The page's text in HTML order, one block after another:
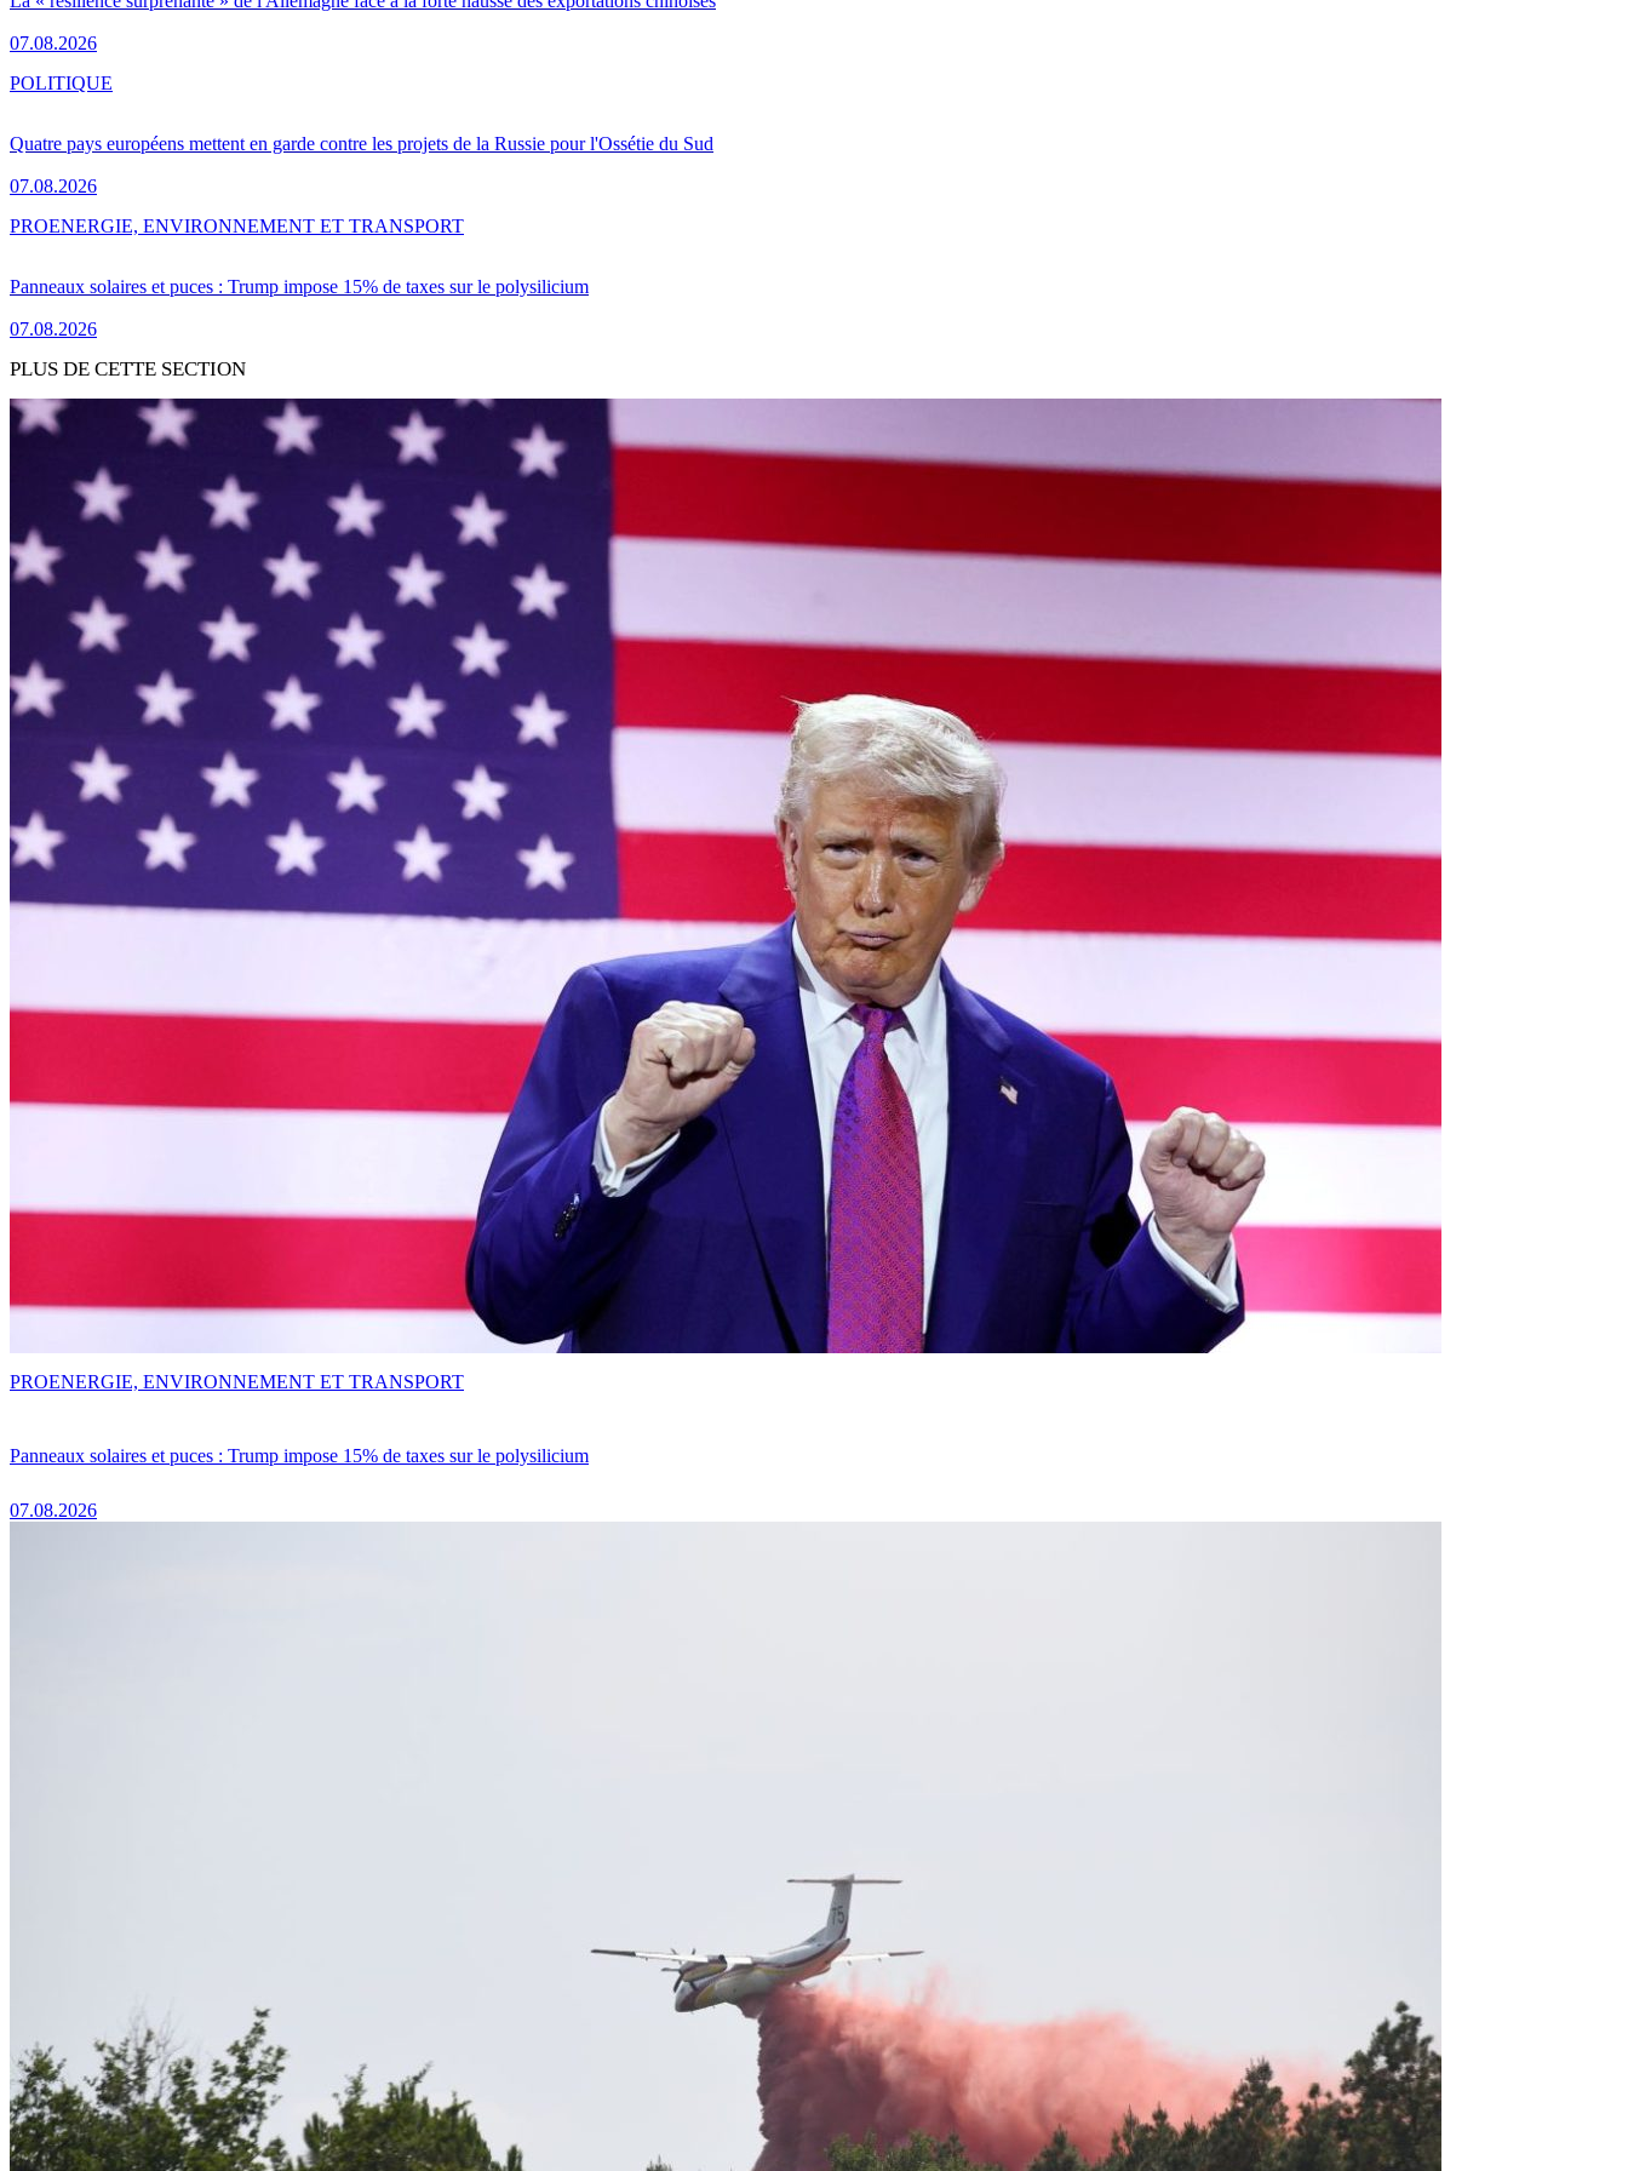
07.08.2026
Quatre pays européens mettent en garde contre les projets de la Russie pour l'Ossétie du Sud
07.08.2026
POLITIQUE
Panneaux solaires et puces : Trump impose 15% de taxes sur le polysilicium
07.08.2026
PROENERGIE, ENVIRONNEMENT ET TRANSPORT
PLUS DE CETTE SECTION
Panneaux solaires et puces : Trump impose 15% de taxes sur le polysilicium
07.08.2026
PROENERGIE, ENVIRONNEMENT ET TRANSPORT